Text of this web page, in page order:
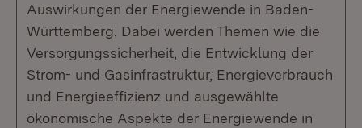
Auswirkungen der Energiewende in Baden-
Württemberg. Dabei werden Themen wie die
Versorgungssicherheit, die Entwicklung der
Strom- und Gasinfrastruktur, Energieverbrauch
und Energieeffizienz und ausgewählte
ökonomische Aspekte der Energiewende in